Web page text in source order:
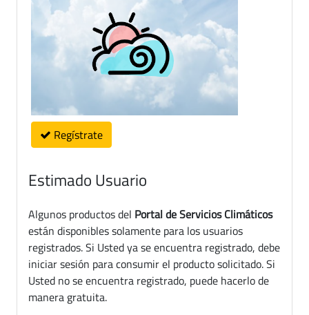
Regístrate
Estimado Usuario
Algunos productos del Portal de Servicios Climáticos
están disponibles solamente para los usuarios
registrados. Si Usted ya se encuentra registrado, debe
iniciar sesión para consumir el producto solicitado. Si
Usted no se encuentra registrado, puede hacerlo de
manera gratuita.